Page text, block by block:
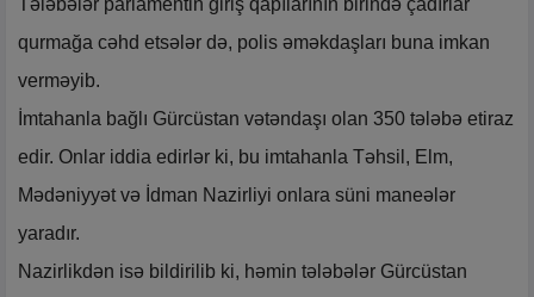
qurmağa cəhd etsələr də, polis əməkdaşları buna imkan
verməyib.
İmtahanla bağlı Gürcüstan vətəndaşı olan 350 tələbə etiraz
edir. Onlar iddia edirlər ki, bu imtahanla Təhsil, Elm,
Mədəniyyət və İdman Nazirliyi onlara süni maneələr
yaradır.
Nazirlikdən isə bildirilib ki, həmin tələbələr Gürcüstan